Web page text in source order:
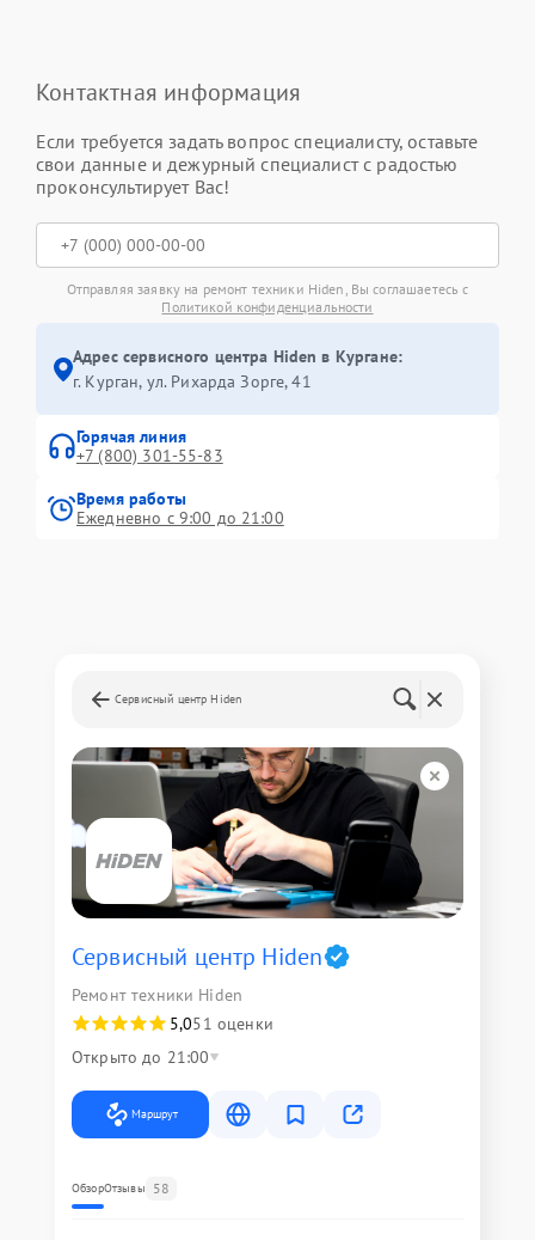
Контактная информация
Если требуется задать вопрос специалисту, оставьте
свои данные и дежурный специалист с радостью
проконсультирует Вас!
Отправляя заявку на ремонт техники Hiden, Вы соглашаетесь с
Политикой конфиденциальности
Адрес сервисного центра Hiden в Кургане:
г. Курган, ул. Рихарда Зорге, 41
Горячая линия
+7 (800) 301-55-83
Время работы
Ежедневно с 9:00 до 21:00
Сервисный центр Hiden
Сервисный центр Hiden
Ремонт техники Hiden
5,051 оценки
Открыто до 21:00
Маршрут
ОбзорОтзывы 58